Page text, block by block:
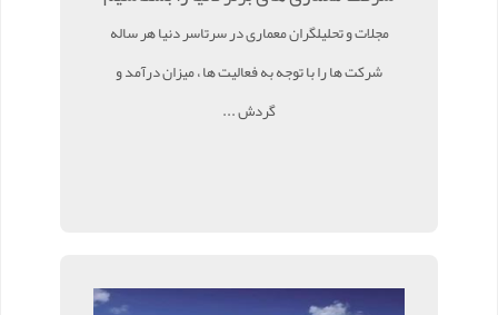
مجلات و تحلیلگران معماری در سرتاسر دنیا هر ساله
شرکت ها را با توجه به فعالیت ها ، میزان درآمد و
گردش ...